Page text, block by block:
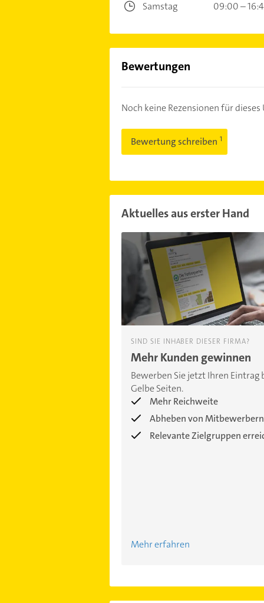
Samstag
09:00 –
Bewertungen
Noch keine Rezensionen für
Bewertung schreiben
Aktuelles aus erster Hand
SIND SIE INHABER DIESER FIRMA?
Mehr Kunden gewinnen
Bewerben Sie jetzt Ihren Eintrag
Gelbe Seiten.
Mehr Reichweite
Abheben von Mitbewerbern
Relevante Zielgruppen
Mehr erfahren